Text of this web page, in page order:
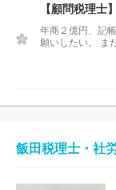
【顧問税理士
年商２億円、記
願いしたい。 ま
飯田税理士・社